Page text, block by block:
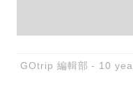
GOtrip 編輯部 10